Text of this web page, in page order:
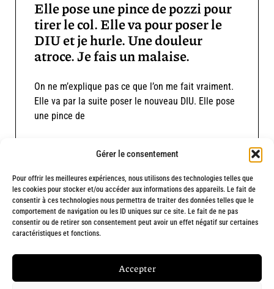
Gérer le consentement
Pour offrir les meilleures expériences, nous utilisons des technologies telles que
les cookies pour stocker et/ou accéder aux informations des appareils. Le fait de
consentir à ces technologies nous permettra de traiter des données telles que le
comportement de navigation ou les ID uniques sur ce site. Le fait de ne pas
consentir ou de retirer son consentement peut avoir un effet négatif sur certaines
caractéristiques et fonctions.
Accepter
Elle pose une pince de pozzi pour
tirer le col. Elle va pour poser le
DIU et je hurle. Une douleur
atroce. Je fais un malaise.
On ne m’explique pas ce que l’on me fait vraiment.
Elle va par la suite poser le nouveau DIU. Elle pose
une pince de
Charger plus
Fait avec